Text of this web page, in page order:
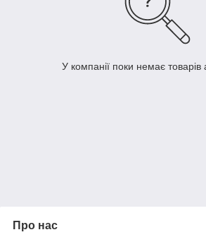
У компанії поки немає товарів
Про нас